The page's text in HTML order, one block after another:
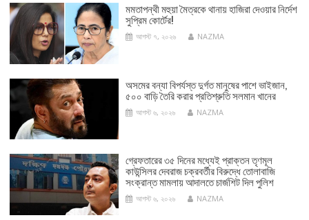
মমতাপন্থী মহুয়া মৈত্রকে থানায় হাজিরা দেওয়ার নির্দেশ
সুপ্রিম কোর্টের!
আগস্ট ৭, ২০২৬ NAZMA
অসমের বন্যা বিপর্যস্ত দুর্গত মানুষের পাশে ভাইজান,
৫০০ বাড়ি তৈরি করার প্রতিশ্রুতি সলমান খানের
আগস্ট ৬, ২০২৬ NAZMA
গ্রেফতারের ৩৫ দিনের মধ্যেই প্রাক্তন তৃণমূল
কাউন্সিলর দেবরাজ চক্রবর্তীর বিরুদ্ধে তোলাবাজি
সংক্রান্ত মামলায় আদালতে চার্জশিট দিল পুলিশ
আগস্ট ৬, ২০২৬ NAZMA